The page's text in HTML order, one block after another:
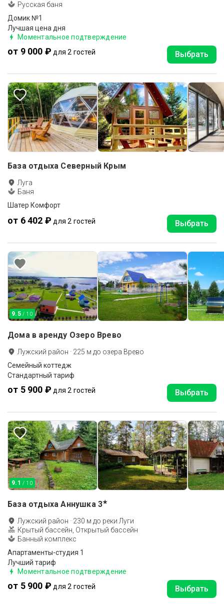
Русская баня
Домик №1
Лучшая цена дня
Моментальное подтверждение
от 9 000 ₽ для 2 гостей Выбрать
База отдыха Северный Крым
Луга
Баня
Шатер Комфорт
от 6 402 ₽ для 2 гостей Выбрать
9.5 / 10
Дома в аренду Озеро Врево
Лужский район · 225 м до озера Врево
Семейный коттедж
Стандартный тариф
от 5 900 ₽ для 2 гостей Выбрать
9.1 / 10
База отдыха Аннушка 3★
Лужский район · 230 м до реки Луги
Крытый бассейн, Открытый бассейн
Банный комплекс
Апартаменты-студия 1
Лучший тариф
Моментальное подтверждение
от 5 900 ₽ для 2 гостей Выбрать